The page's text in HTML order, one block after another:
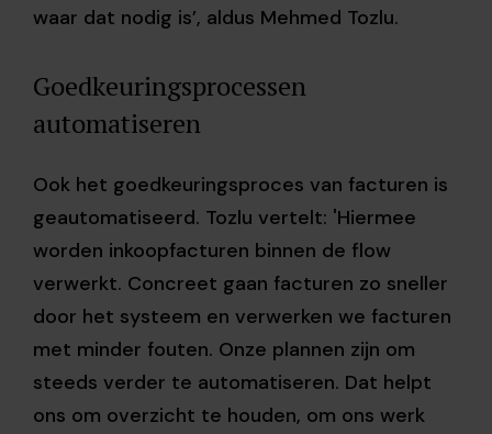
waar dat nodig is’, aldus Mehmed Tozlu.
Goedkeuringsprocessen
automatiseren
Ook het goedkeuringsproces van facturen is
geautomatiseerd. Tozlu vertelt: 'Hiermee
worden inkoopfacturen binnen de flow
verwerkt. Concreet gaan facturen zo sneller
door het systeem en verwerken we facturen
met minder fouten. Onze plannen zijn om
steeds verder te automatiseren. Dat helpt
ons om overzicht te houden, om ons werk